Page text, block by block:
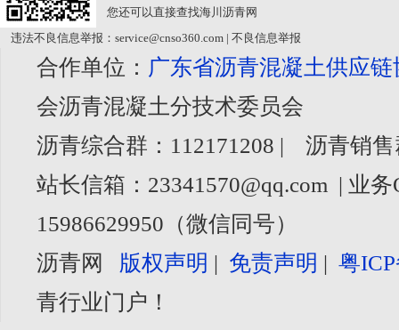
您还可以直接查找海川沥青网
违法不良信息举报：service@cnso360.com | 不良信息举报
合作单位： 广东省沥青混凝土供应链
会沥青混凝土分技术委员会
沥青综合群：112171208 | 沥青销
站长信箱：23341570@qq.com | 业
15986629950（微信同号）
沥青网 版权声明 | 免责声明 | 粤
青行业门户！